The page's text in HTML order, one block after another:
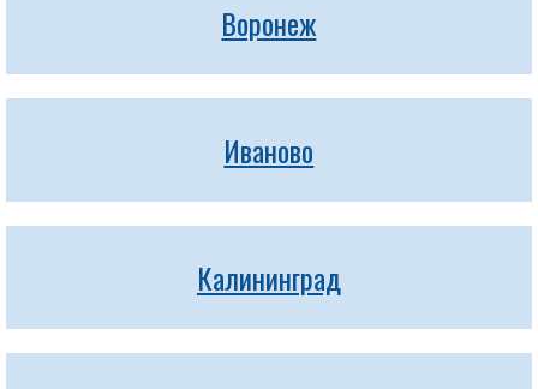
Воронеж
Иваново
Калининград